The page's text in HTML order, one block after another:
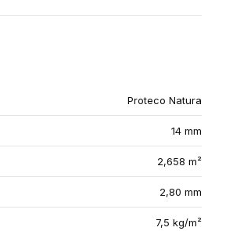
Proteco Natura
14 mm
2,658 m²
2,80 mm
7,5 kg/m²